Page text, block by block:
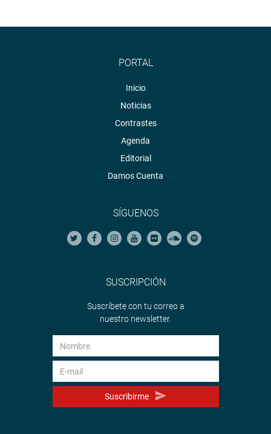
PORTAL
Inicio
Noticias
Contrastes
Agenda
Editorial
Damos Cuenta
SÍGUENOS
SUSCRIPCIÓN
Suscríbete con tu correo a
nuestro newsletter.
Suscribirme